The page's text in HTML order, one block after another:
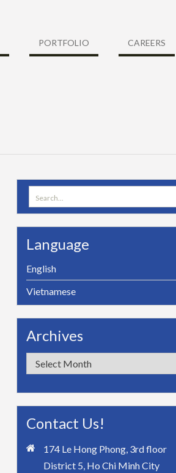
PORTFOLIO CAREERS
Search
for:
Language
English
Vietnamese
Archives
Archives
Contact Us!
174 Le Hong Phong, 3rd floor
District 5, Ho Chi Minh City